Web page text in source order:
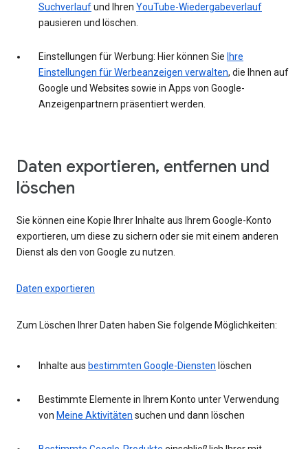
Suchverlaufund Ihren YouTube-Wiedergabeverlauf
pausieren und löschen.
Einstellungen für Werbung: Hier können Sie Ihre
Einstellungen für Werbeanzeigen verwalten, die Ihnen auf
Google und Websites sowie in Apps von Google-
Anzeigenpartnern präsentiert werden.
Daten exportieren, entfernen und
löschen
Sie können eine Kopie Ihrer Inhalte aus Ihrem Google-Konto
exportieren, um diese zu sichern oder sie mit einem anderen
Dienst als den von Google zu nutzen.
Daten exportieren
Zum Löschen Ihrer Daten haben Sie folgende Möglichkeiten:
Inhalte aus bestimmten Google-Diensten löschen
Bestimmte Elemente in Ihrem Konto unter Verwendung
von Meine Aktivitäten suchen und dann löschen